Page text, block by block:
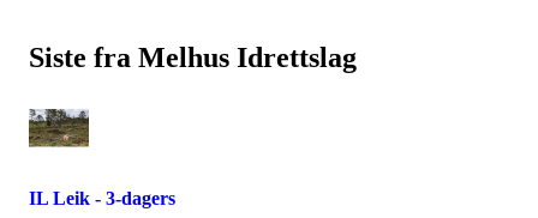
Siste fra Melhus Idrettslag
IL Leik - 3-dagers